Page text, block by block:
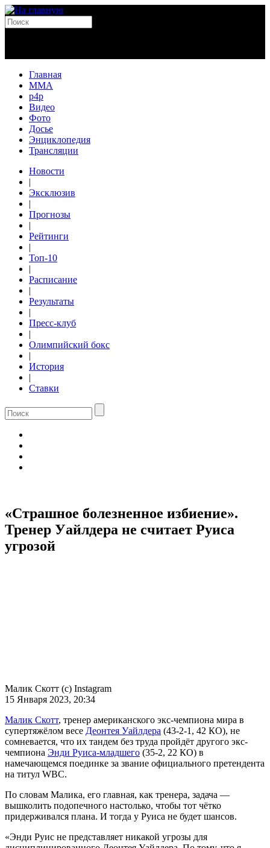
Главная
MMA
p4p
Видео
Фото
Досье
Энциклопедия
Трансляции
Новости
|
Эксклюзив
|
Прогнозы
|
Рейтинги
|
Топ-10
|
Расписание
|
Результаты
|
Пресс-клуб
|
Олимпийский бокс
|
История
|
Ставки
«Страшное болезненное избиение».
Тренер Уайлдера не считает Руиса
угрозой
Малик Скотт (с) Instagram
15 Января 2023, 20:34
Малик Скотт, тренер американского экс-чемпиона мира в
супертяжёлом весе Деонтея Уайлдера (43-2-1, 42 КО), не
сомневается, что их тандем без труда пройдёт другого экс-
чемпиона Энди Руиса-младшего (35-2, 22 КО) в
намечающемся поединке за звание официального претендента
на титул WBC.
По словам Малика, его главная, как тренера, задача —
вышколить подопечного настолько, чтобы тот чётко
придерживался плана. И тогда у Руиса не будет шансов.
«Энди Руис не представляет никакой угрозы для